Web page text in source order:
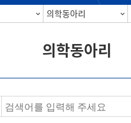
의학동아리
의학동아리